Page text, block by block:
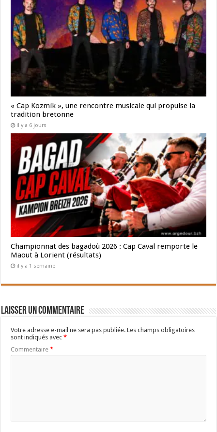
« Cap Kozmik », une rencontre musicale qui propulse la
tradition bretonne
il y a 6 jours
Championnat des bagadoù 2026 : Cap Caval remporte le
Maout à Lorient (résultats)
il y a 1 semaine
Laisser un commentaire
Votre adresse e-mail ne sera pas publiée. Les champs obligatoires
sont indiqués avec*
Commentaire*